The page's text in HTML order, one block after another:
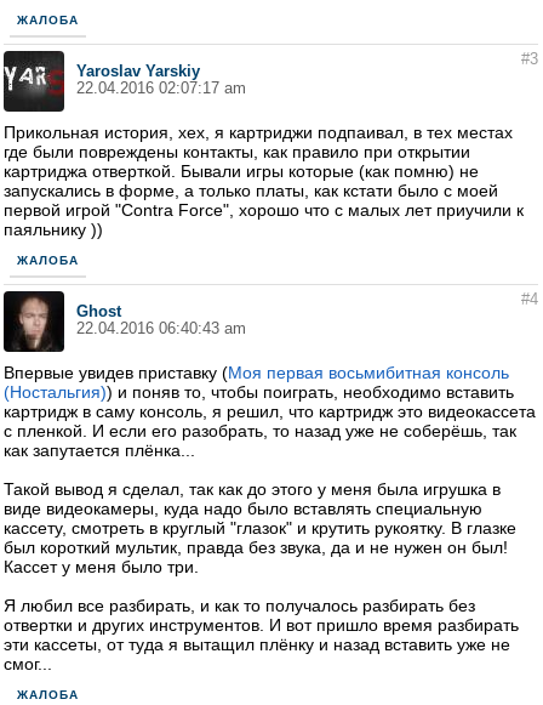
ЖАЛОБА
Yaroslav Yarskiy
22.04.2016 02:07:17 am
#3
Прикольная история, хех, я картриджи подпаивал, в тех местах
где были повреждены контакты, как правило при открытии
картриджа отверткой. Бывали игры которые (как помню) не
запускались в форме, а только платы, как кстати было с моей
первой игрой "Contra Force", хорошо что с малых лет приучили к
паяльнику ))
ЖАЛОБА
Ghost
22.04.2016 06:40:43 am
#4
Впервые увидев приставку (Моя первая восьмибитная консоль
(Ностальгия)) и поняв то, чтобы поиграть, необходимо вставить
картридж в саму консоль, я решил, что картридж это видеокассета
с пленкой. И если его разобрать, то назад уже не соберёшь, так
как запутается плёнка...
Такой вывод я сделал, так как до этого у меня была игрушка в
виде видеокамеры, куда надо было вставлять специальную
кассету, смотреть в круглый "глазок" и крутить рукоятку. В глазке
был короткий мультик, правда без звука, да и не нужен он был!
Кассет у меня было три.
Я любил все разбирать, и как то получалось разбирать без
отвертки и других инструментов. И вот пришло время разбирать
эти кассеты, от туда я вытащил плёнку и назад вставить уже не
смог...
ЖАЛОБА